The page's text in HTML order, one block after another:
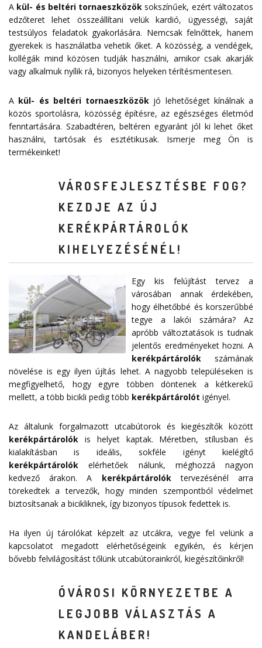
A kül- és beltéri tornaeszközök sokszínűek, ezért változatos
edzőteret lehet összeállítani velük kardió, ügyességi, saját
testsúlyos feladatok gyakorlására. Nemcsak felnőttek, hanem
gyerekek is használatba vehetik őket. A közösség, a vendégek,
kollégák mind közösen tudják használni, amikor csak akarják
vagy alkalmuk nyílik rá, bizonyos helyeken térítésmentesen.
A kül- és beltéri tornaeszközök jó lehetőséget kínálnak a
közös sportolásra, közösség építésre, az egészséges életmód
fenntartására. Szabadtéren, beltéren egyaránt jól ki lehet őket
használni, tartósak és esztétikusak. Ismerje meg Ön is
termékeinket!
VÁROSFEJLESZTÉSBE FOG?
KEZDJE AZ ÚJ
KERÉKPÁRTÁROLÓK
KIHELYEZÉSÉNÉL!
Egy kis felújítást tervez a
városában annak érdekében,
hogy élhetőbbé és korszerűbbé
tegye a lakói számára? Az
apróbb változtatások is tudnak
jelentős eredményeket hozni. A
kerékpártárolók számának
növelése is egy ilyen újítás lehet. A nagyobb településeken is
megfigyelhető, hogy egyre többen döntenek a kétkerekű
mellett, a több bicikli pedig több kerékpártárolót igényel.
Az általunk forgalmazott utcabútorok és kiegészítők között
kerékpártárolók is helyet kaptak. Méretben, stílusban és
kialakításban is ideális, sokféle igényt kielégítő
kerékpártárolók elérhetőek nálunk, méghozzá nagyon
kedvező árakon. A kerékpártárolóktervezésénél arra
törekedtek a tervezők, hogy minden szempontból védelmet
biztosítsanak a bicikliknek, így bizonyos típusok fedettek is.
Ha ilyen új tárolókat képzelt az utcákra, vegye fel velünk a
kapcsolatot megadottelérhetőségeink egyikén, és kérjen
bővebb felvilágosítást tőlünk utcabútorainkról, kiegészítőinkről!
ÓVÁROSI KÖRNYEZETBE A
LEGJOBB VÁLASZTÁS A
KANDELÁBER!